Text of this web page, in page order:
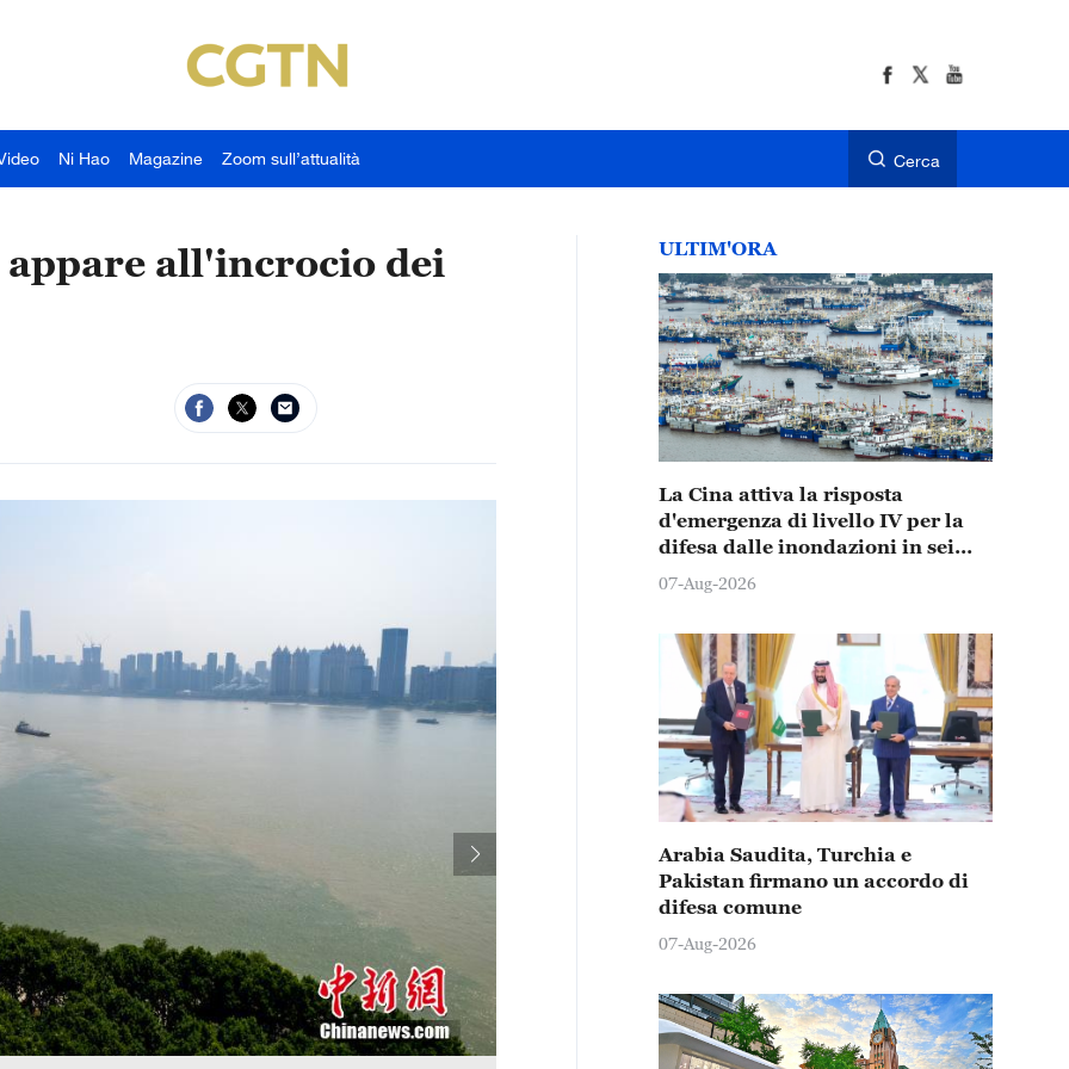
Ni Hao Magazine Zoom sull’attualità Cerca
all'incrocio dei ULTIM'ORA
La Cina attiva la risposta
d'emergenza di livello IV per la
difesa dalle inondazioni in sei
province e città
07-Aug-2026
Arabia Saudita, Turchia e
Pakistan firmano un accordo di
difesa comune
07-Aug-2026